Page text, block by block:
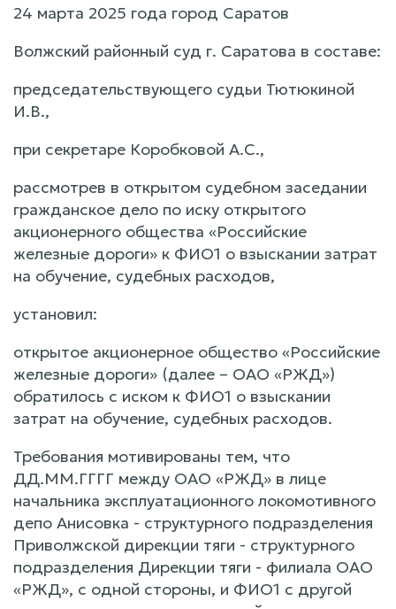
24 марта 2025 года город Саратов
Волжский районный суд г. Саратова в составе:
председательствующего судьи Тютюкиной
И.В.,
при секретаре Коробковой А.С.,
рассмотрев в открытом судебном заседании
гражданское дело по иску открытого
акционерного общества «Российские
железные дороги» к ФИО1 о взыскании затрат
на обучение, судебных расходов,
установил:
открытое акционерное общество «Российские
железные дороги» (далее – ОАО «РЖД»)
обратилось с иском к ФИО1 о взыскании
затрат на обучение, судебных расходов.
Требования мотивированы тем, что
ДД.ММ.ГГГГ между ОАО «РЖД» в лице
начальника эксплуатационного локомотивного
депо Анисовка - структурного подразделения
Приволжской дирекции тяги - структурного
подразделения Дирекции тяги - филиала ОАО
«РЖД», с одной стороны, и ФИО1 с другой